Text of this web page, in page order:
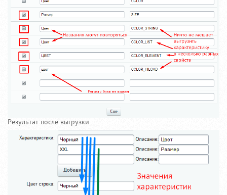
Результат после выгрузки